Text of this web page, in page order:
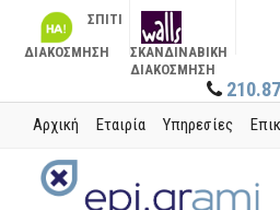
ΣΠΙΤΙ
ΔΙΑΚΟΣΜΗΣΗ
ΣΚΑΝΔΙΝΑΒΙΚΗ
ΔΙΑΚΟΣΜΗΣΗ
Αρχική Εταιρία Υπηρεσίες